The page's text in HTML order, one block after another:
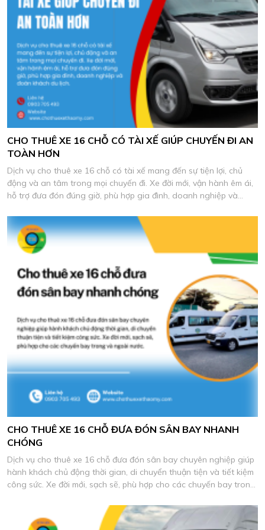
CHO THUÊ XE 16 CHỖ CÓ TÀI XẾ GIÚP CHUYẾN ĐI AN
TOÀN HƠN
Dịch vụ cho thuê xe 16 chỗ có tài xế mang đến sự tiện lợi, chủ
động và an tâm trong mọi chuyến đi. Xe đời mới, vận hành êm ái,
hỗ trợ đưa đón đúng giờ, phù hợp gia đình, doanh nghiệp và
CHO THUÊ XE 16 CHỖ ĐƯA ĐÓN SÂN BAY NHANH
CHÓNG
Dịch vụ cho thuê xe 16 chỗ đưa đón sân bay chuyên nghiệp giúp
hành khách chủ động thời gian, di chuyển thuận tiện và tiết kiệm
công sức. Xe đời mới, sạch sẽ, phù hợp cho các chuyến bay trong